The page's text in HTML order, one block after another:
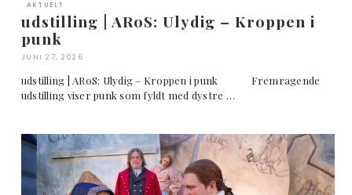
AKTUELT
udstilling | ARoS: Ulydig – Kroppen i
punk
JUNI 27, 2026
udstilling | ARoS: Ulydig – Kroppen i punk Fremragende
udstilling viser punk som fyldt med dystre …